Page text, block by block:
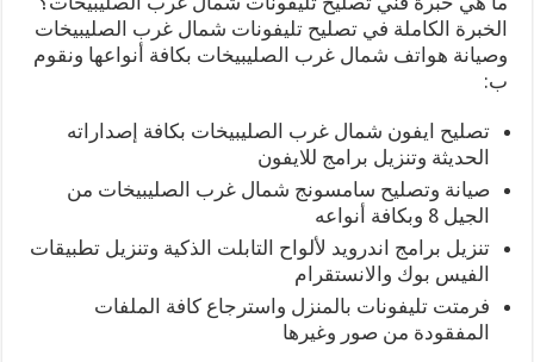
الخبرة الكاملة في تصليح تليفونات شمال غرب الصليبيخات
وصيانة هواتف شمال غرب الصليبيخات بكافة أنواعها ونقوم
ب:
تصليح ايفون شمال غرب الصليبيخات بكافة إصداراته
الحديثة وتنزيل برامج للايفون
صيانة وتصليح سامسونج شمال غرب الصليبيخات من
الجيل 8 وبكافة أنواعه
تنزيل برامج اندرويد لألواح التابلت الذكية وتنزيل تطبيقات
الفيس بوك والانستقرام
فرمتت تليفونات بالمنزل واسترجاع كافة الملفات
المفقودة من صور وغيرها